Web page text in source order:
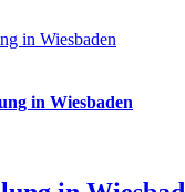
in Wiesbaden
in Wiesbaden